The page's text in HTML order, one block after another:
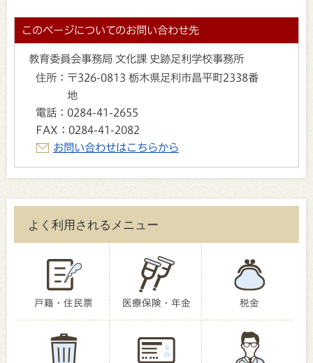
このページについてのお問い合わせ先
教育委員会事務局 文化課 史跡足利学校事務所
住所： 〒326-0813 栃木県足利市昌平町2338番
地
電話： 0284-41-2655
FAX： 0284-41-2082
お問い合わせはこちらから
よく利用されるメニュー
戸籍・住民票 医療保険・年金 税金